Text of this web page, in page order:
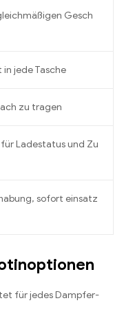
Gesch
jede Tasche
zu tragen
Ladestatus und Zu
sofort einsatz
für jedes Dampfer-